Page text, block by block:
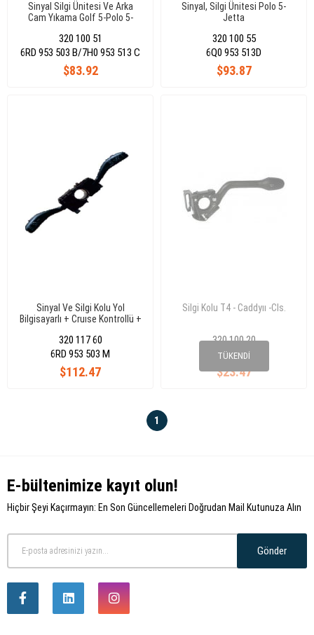
Sinyal Silgi Ünitesi Ve Arka
Cam Yıkama Golf 5-Polo 5-
320 100 51
$83.92
6RD 953 503 B/7H0 953 513 C
Sinyal, Silgi Ünitesi Polo 5-
Jetta
320 100 55
$93.87
6Q0 953 513D
Sinyal Ve Silgi Kolu Yol
Bilgisayarlı + Cruıse Kontrollü +
Fabia 08-
320 117 60
$112.47
6RD 953 503 M TÜKENDI
Silgi Kolu T4 - Caddyıı -Cls.
320 100 20
$23.47
7D0 953 519B
1
E-bültenimize kayıt olun!
Hiçbir Şeyi Kaçırmayın: En Son Güncellemeleri Doğrudan Mail Kutunuza Alın
Gönder